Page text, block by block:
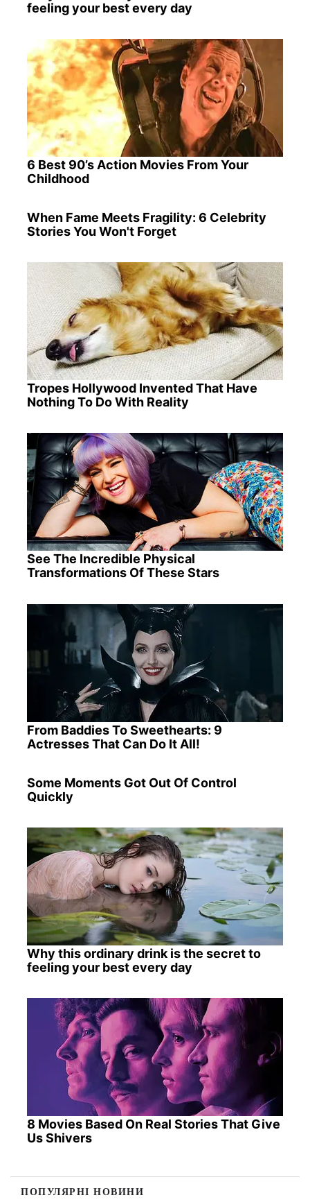
feeling your best every day
6 Best 90’s Action Movies From Your
Childhood
When Fame Meets Fragility: 6 Celebrity
Stories You Won't Forget
Tropes Hollywood Invented That Have
Nothing To Do With Reality
See The Incredible Physical
Transformations Of These Stars
From Baddies To Sweethearts: 9
Actresses That Can Do It All!
Some Moments Got Out Of Control
Quickly
Why this ordinary drink is the secret to
feeling your best every day
8 Movies Based On Real Stories That Give
Us Shivers
ПОПУЛЯРНІ НОВИНИ